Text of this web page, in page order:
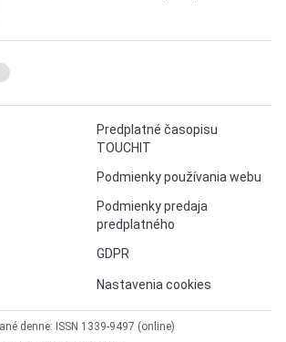
Predplatné časopisu
TOUCHIT
Podmienky používania webu
Podmienky predaja
predplatného
GDPR
Nastavenia cookies
denne: ISSN 1339-9497 (online)